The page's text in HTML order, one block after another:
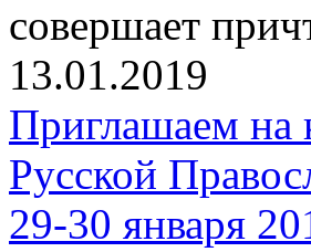
совершает
13.01.2019
Приглашаем на
Русской
29-30 января